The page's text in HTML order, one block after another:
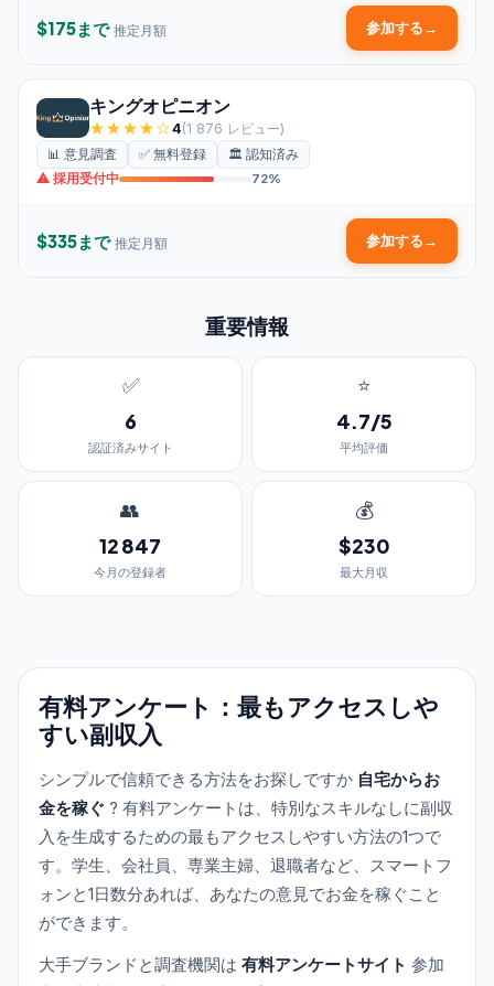
$175まで 推定月額 参加する→
キングオピニオン
★★★★☆4(1 876 レビュー)
📊 意見調査 ✅ 無料登録
🏛️ 認知済み
⚠ 採用受付中
72%
$335まで 推定月額 参加する→
重要情報
✅
6
認証済みサイト
⭐
4.7/5
平均評価
👥
12 847
今月の登録者
💰
$230
最大月収
有料アンケート：最もアクセスしや
すい副収入
シンプルで信頼できる方法をお探しですか 自宅からお
金を稼ぐ ? 有料アンケートは、特別なスキルなしに副収
入を生成するための最もアクセスしやすい方法の1つで
す。学生、会社員、専業主婦、退職者など、スマートフ
ォンと1日数分あれば、あなたの意見でお金を稼ぐこと
ができます。
大手ブランドと調査機関は 有料アンケートサイト 参加